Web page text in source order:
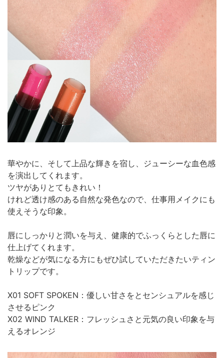
華やかに、そして上品な輝きを宿し、ジューシーな血色感
を演出してくれます。
ツヤがありとてもきれい！
けれど透け感のある自然な発色なので、仕事用メイクにも
使えそうな印象。
唇にしっかりと潤いを与え、健康的でふっくらとした唇に
仕上げてくれます。
乾燥などが気になる方にもぜひ試していただきたいティン
トリップです。
X01 SOFT SPOKEN：優しい甘さをとセンシュアルを感じ
させるピンク
X02 WIND TALKER：フレッシュさと元気の良い印象を与
えるオレンジ